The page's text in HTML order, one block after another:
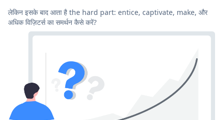
लेकिन इसके बाद आता है the hard part: entice, captivate, make, और
अधिक विज़िटर्स का समर्थन कैसे करें?